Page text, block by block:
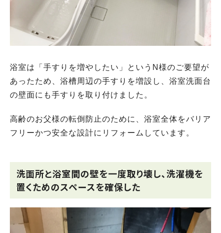
浴室は「手すりを増やしたい」というN様のご要望が
あったため、浴槽周辺の手すりを増設し、浴室洗面台
の壁面にも手すりを取り付けました。
高齢のお父様の転倒防止のために、浴室全体をバリア
フリーかつ安全な設計にリフォームしています。
洗面所と浴室間の壁を一度取り壊し、洗濯機を
置くためのスペースを確保した